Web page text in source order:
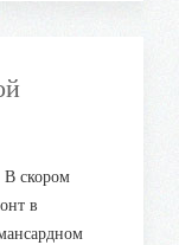
В скором
в